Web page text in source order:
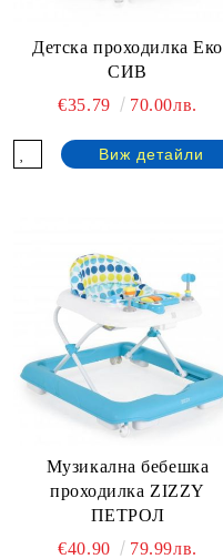
Детска проходилка Еко
СИВ
€35.79
70.00лв.
Виж детайли
Музикална бебешка
проходилка ZIZZY
ПЕТРОЛ
€40.90
79.99лв.